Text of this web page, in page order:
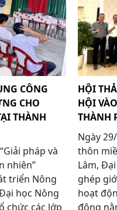
CÔNG
CHO
THÀNH
pháp và
nhiên”
triển Nông
học Nông
chức các lớp
HỘI
HỘI
THÀNH
Ngày
thôn
Lâm,
ghép
hoạt
động